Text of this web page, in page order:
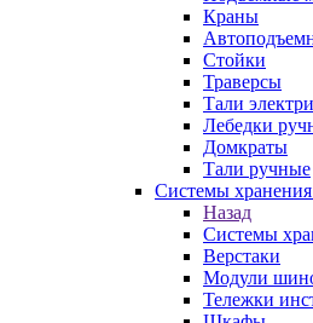
Краны
Стойки
Траверсы
Тали
Лебедки
Домкраты
Тали ручные
Системы
Назад
Системы
Верстаки
Модули
Тележки